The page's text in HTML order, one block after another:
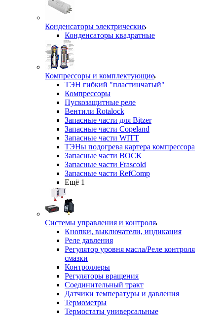
Конденсаторы электрические
Конденсаторы квадратные
Компрессоры и комплектующие
ТЭН гибкий "пластинчатый"
Компрессоры
Пускозащитные реле
Вентили Rotalock
Запасные части для Bitzer
Запасные части Copeland
Запасные части WITT
ТЭНы подогрева картера компрессора
Запасные части BOCK
Запасные части Frascold
Запасные части RefComp
Ещё 1
Системы управления и контроля
Кнопки, выключатели, индикация
Реле давления
Регулятор уровня масла/Реле контроля
смазки
Контроллеры
Регуляторы вращения
Соединительный тракт
Датчики температуры и давления
Термометры
Термостаты универсальные